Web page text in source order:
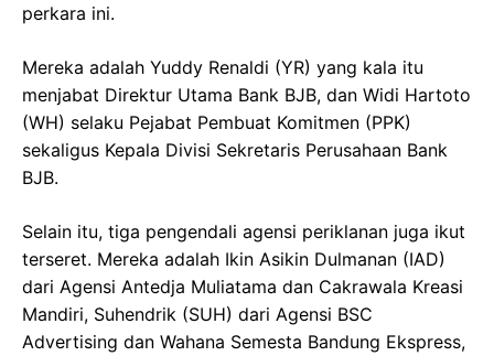
perkara ini.
Mereka adalah Yuddy Renaldi (YR) yang kala itu
menjabat Direktur Utama Bank BJB, dan Widi Hartoto
(WH) selaku Pejabat Pembuat Komitmen (PPK)
sekaligus Kepala Divisi Sekretaris Perusahaan Bank
BJB.
Selain itu, tiga pengendali agensi periklanan juga ikut
terseret. Mereka adalah Ikin Asikin Dulmanan (IAD)
dari Agensi Antedja Muliatama dan Cakrawala Kreasi
Mandiri, Suhendrik (SUH) dari Agensi BSC
Advertising dan Wahana Semesta Bandung Ekspress,